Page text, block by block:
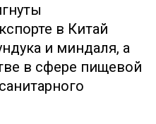
в Китай
и миндаля, а
в сфере пищевой